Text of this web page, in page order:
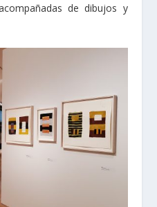
de dibujos y